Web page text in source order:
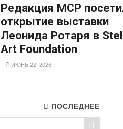
Редакция MCP
открытие выставки
Леонида Ротаря в
Art Foundation
ИЮНЬ 22, 2026
ПОСЛЕДНЕЕ